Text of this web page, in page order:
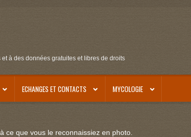
à des données gratuites et libres de droits
ECHANGES ET CONTACTS MYCOLOGIE
ce que vous le reconnaissiez en photo.